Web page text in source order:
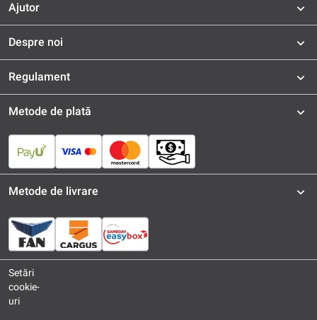
Ajutor
Despre noi
Regulament
Metode de plată
Metode de livrare
Setări
cookie-
uri